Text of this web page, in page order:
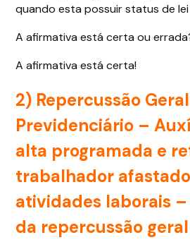
quando esta possuir status de
A afirmativa está certa ou
A afirmativa está certa!
2) Repercussão
Previdenciário –
alta programada e
trabalhador
atividades laborais –
da repercussão geral